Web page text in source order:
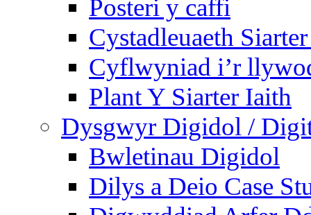
Posteri y caffi
Cystadleuaeth
Cyflwyniad i’r
Plant Y Siarter Iaith
Dysgwyr Digidol /
Bwletinau Digidol
Dilys a Deio Case